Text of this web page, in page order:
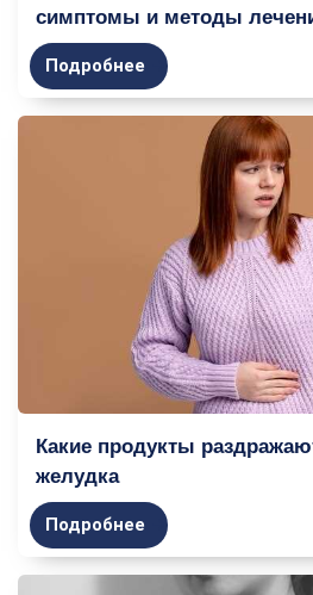
симптомы и методы
Подробнее
Какие продукты
желудка
Подробнее